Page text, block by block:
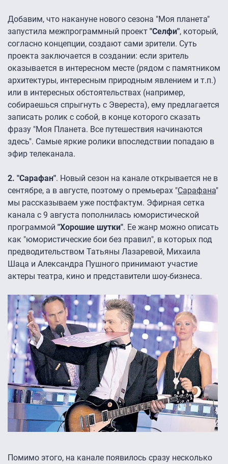
Добавим, что накануне нового сезона "Моя планета"
запустила межпрограммный проект "Селфи", который,
согласно концепции, создают сами зрители. Суть
проекта заключается в создании: если зритель
оказывается в интересном месте (рядом с памятником
архитектуры, интересным природным явлением и т.п.)
или в интересных обстоятельствах (например,
собираешься спрыгнуть с Эвереста), ему предлагается
записать ролик с собой, в конце которого сказать
фразу "Моя Планета. Все путешествия начинаются
здесь". Самые яркие ролики впоследствии попадаю в
эфир телеканала.
2. "Сарафан". Новый сезон на канале открывается не в
сентябре, а в августе, поэтому о премьерах "Сарафана"
мы рассказываем уже постфактум. Эфирная сетка
канала с 9 августа пополнилась юмористической
программой "Хорошие шутки". Ее жанр можно описать
как "юмористические бои без правил", в которых под
предводительством Татьяны Лазаревой, Михаила
Шаца и Александра Пушного принимают участие
актеры театра, кино и представители шоу-бизнеса.
Помимо этого, на канале появилось сразу несколько